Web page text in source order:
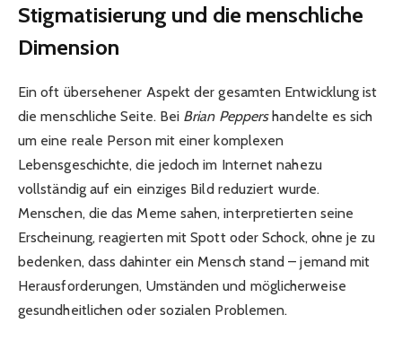
Stigmatisierung und die menschliche
Dimension
Ein oft übersehener Aspekt der gesamten Entwicklung ist
die menschliche Seite. Bei Brian Peppershandelte es sich
um eine reale Person mit einer komplexen
Lebensgeschichte, die jedoch im Internet nahezu
vollständig auf ein einziges Bild reduziert wurde.
Menschen, die das Meme sahen, interpretierten seine
Erscheinung, reagierten mit Spott oder Schock, ohne je zu
bedenken, dass dahinter ein Mensch stand – jemand mit
Herausforderungen, Umständen und möglicherweise
gesundheitlichen oder sozialen Problemen.